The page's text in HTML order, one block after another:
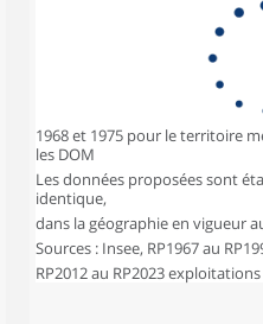
1968 et 1975 pour le territoire
les DOM
Les données proposées sont
identique,
dans la géographie en vigueur
Sources : Insee, RP1967 au
RP2012 au RP2023